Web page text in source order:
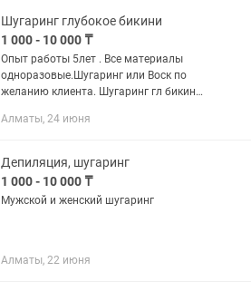
качественные материалы и...
Шугаринг глубокое бикини
1 000 - 10 000 ₸
Опыт работы 5лет . Все материалы
одноразовые.Шугаринг или Воск по
желанию клиента. Шугаринг гл бикини
Алматы, 24 июня
Депиляция, шугаринг
1 000 - 10 000 ₸
Мужской и женский шугаринг
Алматы, 22 июня